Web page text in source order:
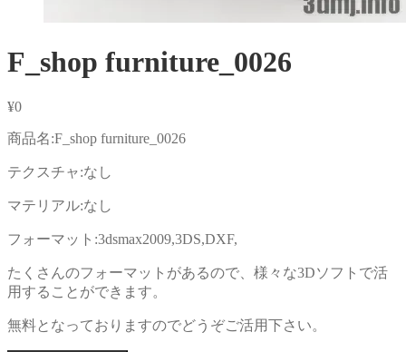
F_shop furniture_0026
¥0
商品名:F_shop furniture_0026
テクスチャ:なし
マテリアル:なし
フォーマット:3dsmax2009,3DS,DXF,
たくさんのフォーマットがあるので、様々な3Dソフトで活
用することができます。
無料となっておりますのでどうぞご活用下さい。